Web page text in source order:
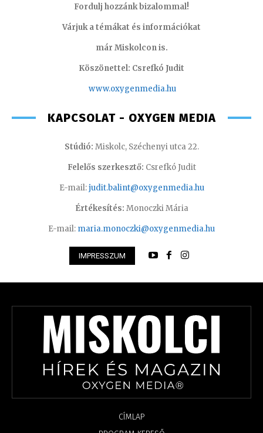
Fordulj hozzánk bizalommal!
Várjuk a témákat és információkat
már Miskolcon is.
Köszönettel: Csrefkó Judit
www.oxygenmedia.hu
KAPCSOLAT - OXYGEN MEDIA
Stúdió: Miskolc, Széchenyi utca 22.
Felelős szerkesztő: Csrefkó Judit
E-mail:judit.balint@oxygenmedia.hu
Értékesítés: Monoczki Mária
E-mail: maria.monoczki@oxygenmedia.hu
IMPRESSZUM
CÍMLAP